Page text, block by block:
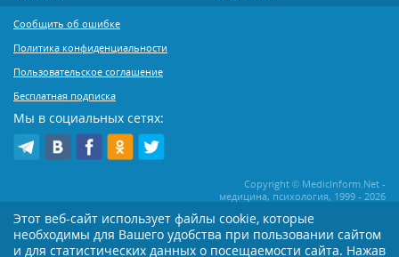
Сообщить об ошибке
Политика конфиденциальности
Пользовательское соглашение
Бесплатная подписка
Мы в социальных сетях:
Copyright © MedicInform.Net -
медицина, психология, 1999 - 2026
Копирование или иное распространение статей нашего сайта строго
воспрещается. Копирование раздела "Новости" допускается при наличии
Этот веб-сайт использует файлы cookie, которые
необходимы для Вашего удобства при пользовании сайтом
и для статистических данных о посещаемости сайта. Нажав